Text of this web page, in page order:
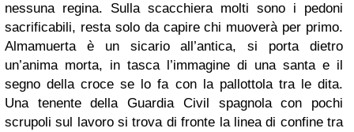
nessuna regina. Sulla scacchiera molti sono i pedoni
sacrificabili, resta solo da capire chi muoverà per primo.
Almamuerta è un sicario all’antica, si porta dietro
un’anima morta, in tasca l’immagine di una santa e il
segno della croce se lo fa con la pallottola tra le dita.
Una tenente della Guardia Civil spagnola con pochi
scrupoli sul lavoro si trova di fronte la linea di confine tra